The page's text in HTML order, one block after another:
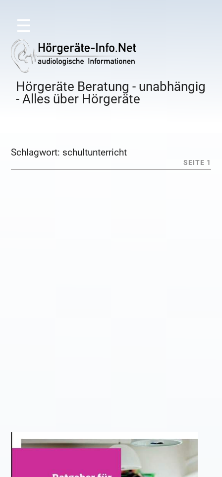
☰
Hörgeräte Beratung - unabhängig
- Alles über Hörgeräte
Schlagwort: schultunterricht
SEITE 1